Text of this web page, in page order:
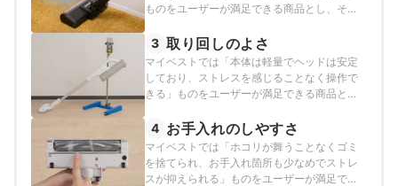
ものをユーザーが満足できる商品とし、その
60%以上と定めて以下の方法で検証を行いま
した。
3 取り回しのよさ
マイベストでは「本体は軽量でヘッドは安定
しており、ストレスを感じることなく操作で
きる」ものをユーザーが満足できる商品と
均でおすすめ度をスコア化しました。
4 お手入れのしやすさ
マイベストでは「ホコリが舞うことなくゴミ
を捨てられ、お手入れ箇所も少なめでストレ
スが抑えられる」ものをユーザーが満足でき